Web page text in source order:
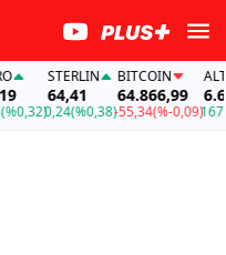
STERLIN
64,41
0,24(%0,38)
BITCOIN
64.866,99
-55,34(%-0,09)
ALTIN
167,96